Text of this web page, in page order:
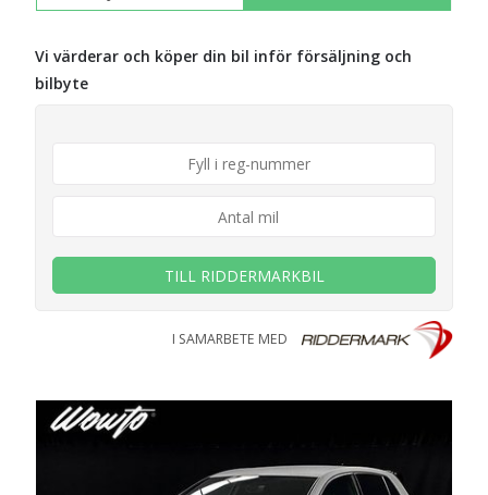
Vi värderar och köper din bil inför försäljning och
bilbyte
TILL RIDDERMARKBIL
I SAMARBETE MED